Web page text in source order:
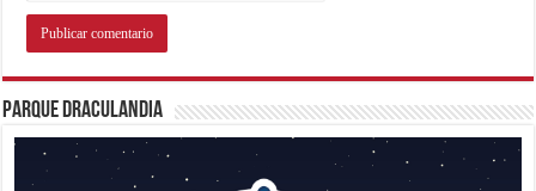
Parque Draculandia